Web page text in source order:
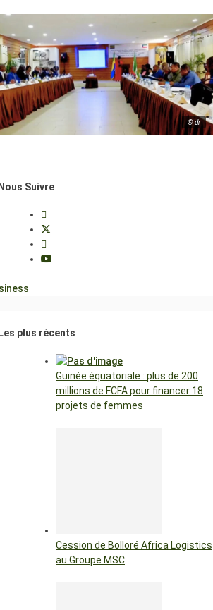
© dr
Nous Suivre
Les plus récents
Guinée équatoriale : plus de 200
millions de FCFA pour financer 18
projets de femmes
Cession de Bolloré Africa Logistics
au Groupe MSC